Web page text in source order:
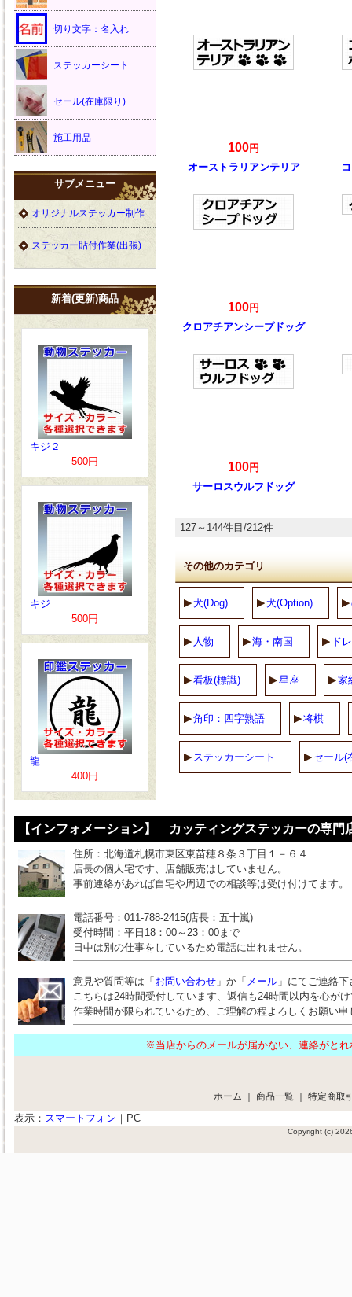
100円
オーストラリアンテリア
100円
クロアチアンシープドッグ
100円
サーロスウルフドッグ
127～144件目/212件
その他のカテゴリ
犬(Dog) 犬(Option)
人物 海・南国 ド
看板(標識) 星座 家
角印：四字熟語 将棋
ステッカーシート セール(
切り文字：名入れ
ステッカーシート
セール(在庫限り)
施工用品
サブメニュー
オリジナルステッカー制作
ステッカー貼付作業(出張)
新着(更新)商品
キジ２
500円
キジ
500円
龍
400円
【インフォメーション】 カッティングステッカーの専門
住所：北海道札幌市東区東苗穂８条３丁目１－６４
店長の個人宅です、店舗販売はしていません。
事前連絡があれば自宅や周辺での相談等は受け付けてます。
電話番号：011-788-2415(店長：五十嵐)
受付時間：平日18：00～23：00まで
日中は別の仕事をしているため電話に出れません。
意見や質問等は「 お問い合わせ 」か「 メール 」にてご連絡
こちらは24時間受付しています、返信も24時間以内を心が
作業時間が限られているため、ご理解の程よろしくお願い申
※当店からのメールが届かない、連絡が
ホーム ｜ 商品一覧 ｜ 特定商取
表示： スマートフォン ｜ PC
Copyright (c)